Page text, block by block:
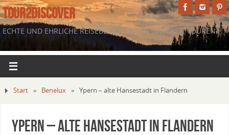
TOUR2DISCOVER
ECHTE UND EHRLICHE REISEBERICHTE VON UNSEREN TOUREN.
Start » Benelux » Ypern – alte Hansestadt in Flandern
Ypern – alte Hansestadt in Flandern